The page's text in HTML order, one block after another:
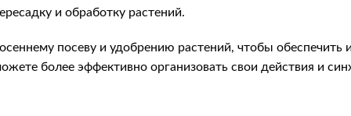
и обработку растений.
посеву и удобрению растений, чтобы
более эффективно организовать свои действия и